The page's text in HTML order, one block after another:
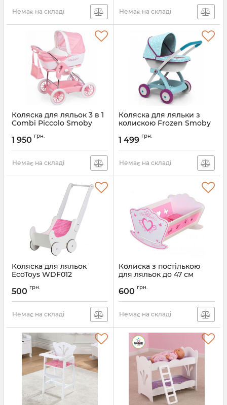
Немає на складі Немає на складі
Коляска для ляльок 3 в 1
Combi Piccolo Smoby
1 950 грн.
Немає на складі
Коляска для ляльки з
колискою Frozen Smoby
1 499 грн.
Немає на складі
Коляска для ляльок
EcoToys WDF012
500 грн.
Немає на складі
Колиска з постількою
для ляльок до 47 см
600 грн.
Немає на складі